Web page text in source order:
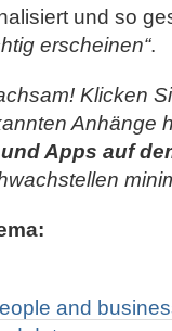
und so
erscheinen“.
Klicken
Anhänge
Apps auf
and